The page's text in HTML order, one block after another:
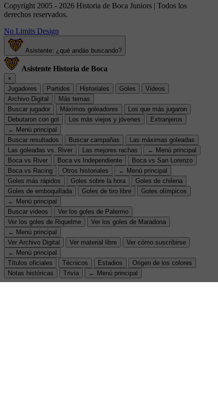
Copyright 2005 - 2026 Historia de Boca Juniors | Todos los
derechos reservados.
No Limits Design
Asistente: ¿qué andás buscando?
Asistente Historia de Boca
×
Jugadores
Partidos Historiales Goles
Videos
Archivo Digital
Más temas
Buscar jugador
Máximos goleadores
Los que más jugaron
Debutaron con gol
Los más viejos y jóvenes
Extranjeros
← Menú principal
Buscar resultados
Buscar campañas
Las máximas goleadas
Las goleadas vs. River
Las mejores rachas
← Menú principal
Boca vs River
Boca vs Independiente
Boca vs San Lorenzo
Boca vs Racing
Otros historiales
← Menú principal
Goles más rápidos
Goles sobre la hora
Goles de chilena
Goles de emboquillada
Goles de tiro libre
Goles olímpicos
← Menú principal
Buscar videos
Ver los goles de Palermo
Ver los goles de Riquelme
Ver los goles de Maradona
← Menú principal
Ver Archivo Digital
Ver material libre
Ver cómo suscribirse
← Menú principal
Títulos oficiales
Técnicos Estadios
Origen de los colores
Notas históricas
Trivia ← Menú principal